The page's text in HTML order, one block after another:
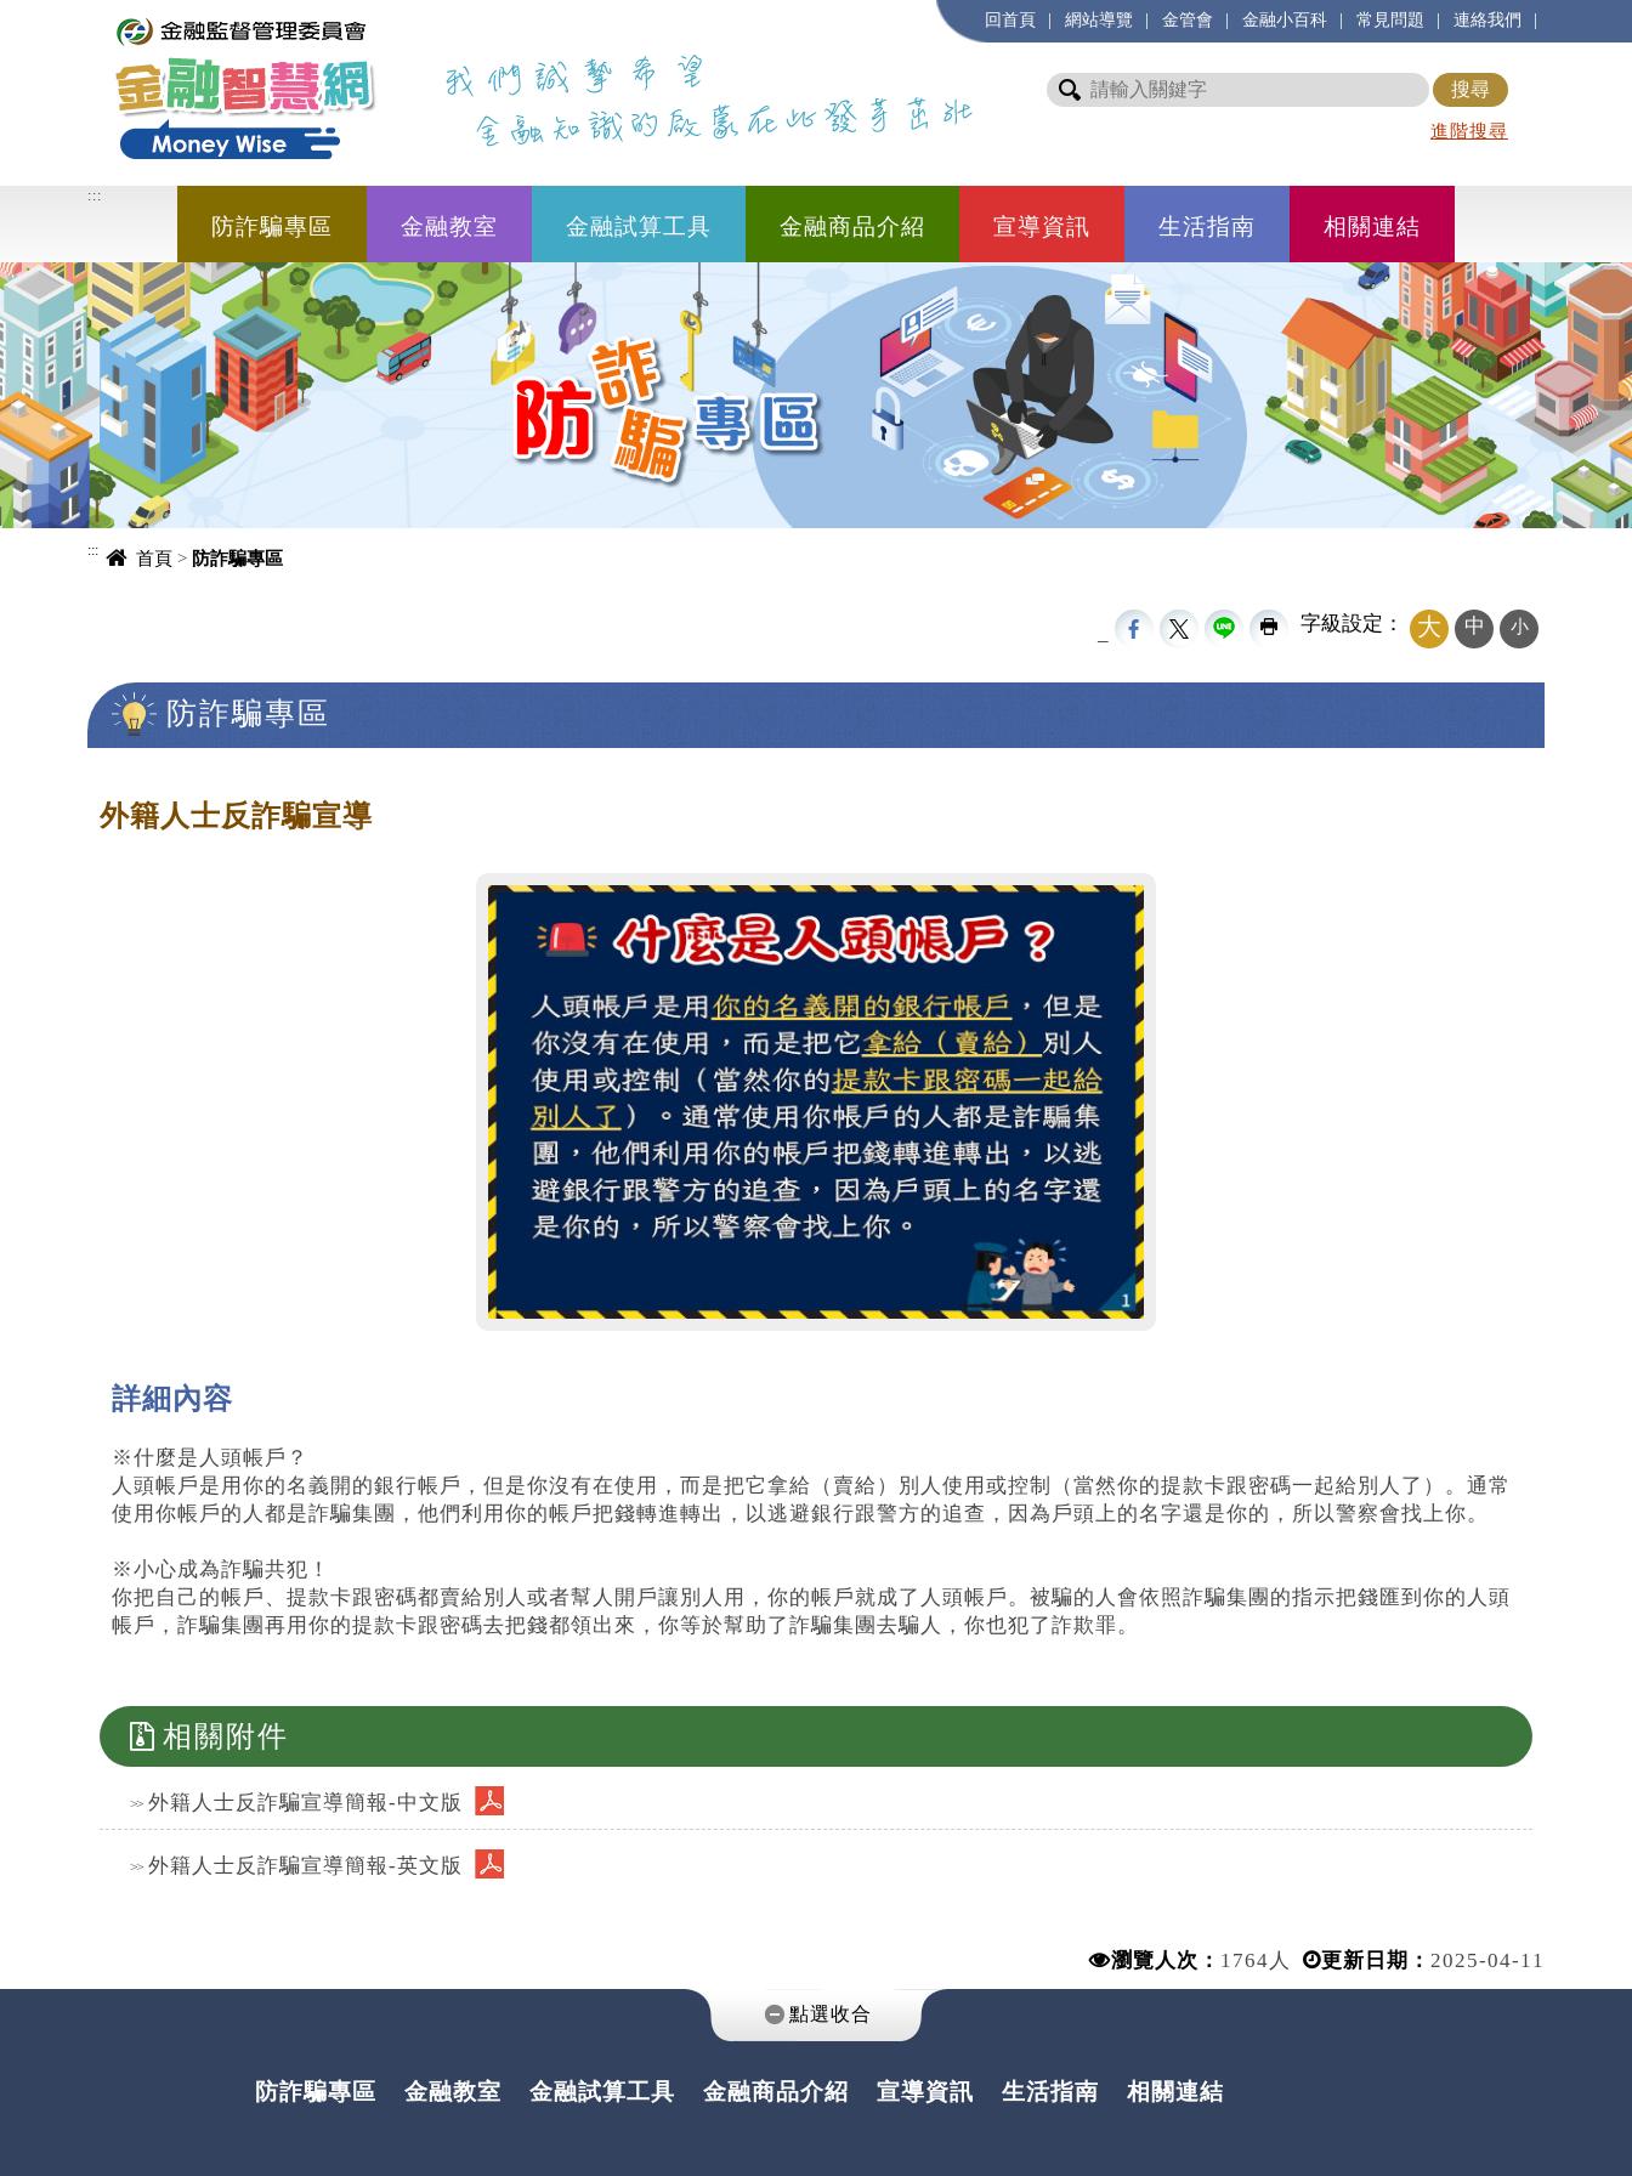
回首頁 | 網站導覽 | 金管會 | 金融小百科 | 常見問題 | 連絡我們 |
進階搜尋
:::
防詐騙專區 金融教室 金融試算工具 金融商品介紹 宣導資訊 生活指南 相關連結
::: 首頁 > 防詐騙專區
字級設定： 大 中 小
防詐騙專區
外籍人士反詐騙宣導
詳細內容
※什麼是人頭帳戶？
⼈頭帳⼾是⽤你的名義開的銀⾏帳⼾，但是你沒有在使⽤，⽽是把它拿給（賣給）別⼈使⽤或控制（當然你的提款卡跟密碼⼀起給別⼈了）。通常
使⽤你帳⼾的⼈都是詐騙集團，他們利⽤你的帳⼾把錢轉進轉出，以逃避銀⾏跟警⽅的追查，因為⼾頭上的名字還是你的，所以警察會找上你。
※小心成為詐騙共犯！
你把⾃⼰的帳⼾、提款卡跟密碼都賣給別⼈或者幫⼈開⼾讓別⼈⽤，你的帳⼾就成了⼈頭帳⼾。被騙的⼈會依照詐騙集團的指⽰把錢匯到你的⼈頭
帳⼾，詐騙集團再⽤你的提款卡跟密碼去把錢都領出來，你等於幫助了詐騙集團去騙⼈，你也犯了詐欺罪。
相關附件
外籍人士反詐騙宣導簡報-中文版
外籍人士反詐騙宣導簡報-英文版
瀏覽人次： 1764人 更新日期： 2025-04-11
防詐騙專區 金融教室 金融試算工具 金融商品介紹 宣導資訊 生活指南 相關連結